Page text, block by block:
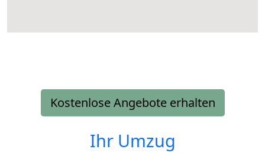
Kostenlose Angebote erhalten
Ihr Umzug